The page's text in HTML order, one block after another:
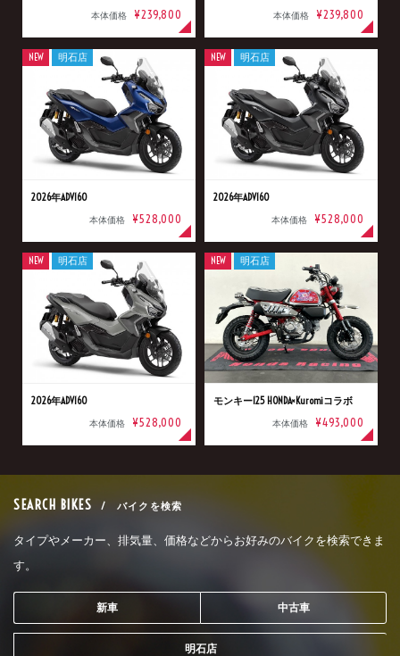
本体価格 ¥239,800 本体価格 ¥239,800
2026年ADV160
本体価格 ¥528,000
NEW 明石店
2026年ADV160
本体価格 ¥528,000
NEW 明石店
2026年ADV160
本体価格 ¥528,000
NEW 明石店
モンキー125 HONDA×Kuromiコラボ
本体価格 ¥493,000
NEW 明石店
SEARCH BIKES / バイクを検索
タイプやメーカー、排気量、価格などからお好みのバイクを検索できま
す。
新車 中古車
明石店